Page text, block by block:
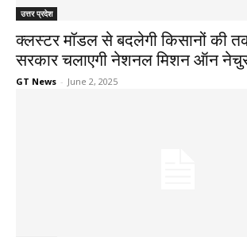
उत्तर प्रदेश
क्लस्टर मॉडल से बदलेगी किसानों की
सरकार चलाएगी नेशनल मिशन ऑन
GT News - June 2, 2025